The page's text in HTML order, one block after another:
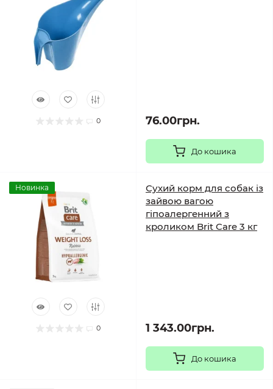
0 76.00грн.
До кошика
Новинка
0
Сухий корм для собак із
зайвою вагою
гіпоалергенний з
кроликом Brit Care 3 кг
1 343.00грн.
До кошика